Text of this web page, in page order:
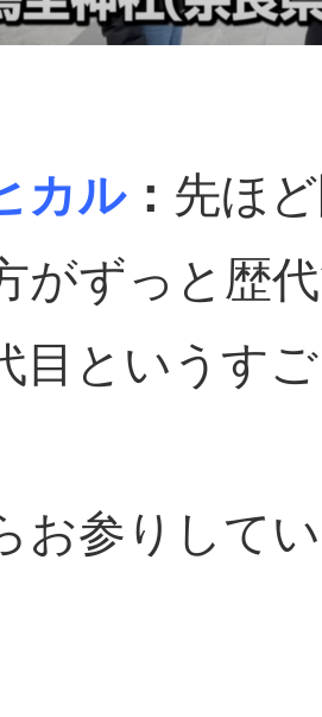
カル： 先ほ
がずっと歴
目というす
お参りして